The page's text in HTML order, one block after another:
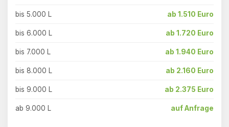
bis 5.000 L ab 1.510 Euro
bis 6.000 L ab 1.720 Euro
bis 7.000 L ab 1.940 Euro
bis 8.000 L ab 2.160 Euro
bis 9.000 L ab 2.375 Euro
ab 9.000 L auf Anfrage